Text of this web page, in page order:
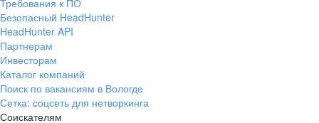
Требования к ПО
Безопасный HeadHunter
HeadHunter API
Партнерам
Инвесторам
Каталог компаний
Поиск по вакансиям в Вологде
Сетка: соцсеть для нетворкинга
Соискателям